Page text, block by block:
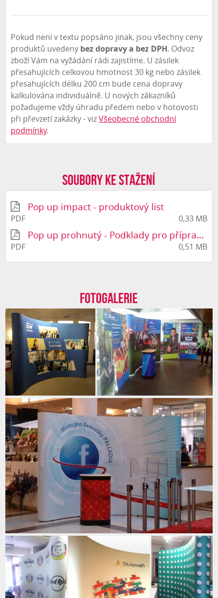
Pokud není v textu popsáno jinak, jsou všechny ceny
produktů uvedeny bez dopravy a bez DPH. Odvoz
zboží Vám na vyžádání rádi zajistíme. U zásilek
přesahujících celkovou hmotnost 30 kg nebo zásilek
přesahujících délku 200 cm bude cena dopravy
kalkulována individuálně. U nových zákazníků
požadujeme vždy úhradu předem nebo v hotovosti
při převzetí zakázky - vizVšeobecné obchodní
podmínky.
Soubory ke stažení
Pop up impact - produktový list
PDF 0,33 MB
Pop up prohnutý - Podklady pro přípravu grafiky, rozřezání pruhů
PDF 0,51 MB
Fotogalerie